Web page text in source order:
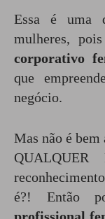
Essa é uma
mulheres,
corporativo
que
negócio.
Mas não é bem
QUALQUER
é?! Então